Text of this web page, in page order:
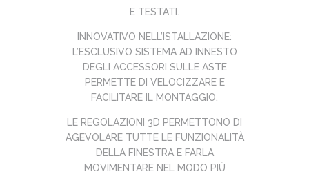
E TESTATI.
INNOVATIVO NELL’ISTALLAZIONE:
L’ESCLUSIVO SISTEMA AD INNESTO
DEGLI ACCESSORI SULLE ASTE
PERMETTE DI VELOCIZZARE E
FACILITARE IL MONTAGGIO.
LE REGOLAZIONI 3D PERMETTONO DI
AGEVOLARE TUTTE LE FUNZIONALITÀ
DELLA FINESTRA E FARLA
MOVIMENTARE NEL MODO PIÙ